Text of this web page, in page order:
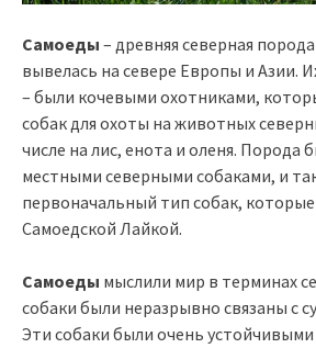
Самоеды – древняя северная
вывелась на севере Европы и Азии.
– были кочевыми охотниками,
собак для охоты на животных
числе на лис, енота и оленя. Порода
местными северными собаками, и
первоначальный тип собак,
Самоедской Лайкой.
Самоеды мыслили мир в терминах
собаки были неразрывно связаны с
Эти собаки были очень